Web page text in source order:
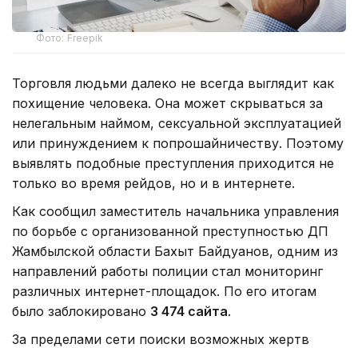
Фото: Freepik
Торговля людьми далеко не всегда выглядит как
похищение человека. Она может скрываться за
нелегальным наймом, сексуальной эксплуатацией
или принуждением к попрошайничеству. Поэтому
выявлять подобные преступления приходится не
только во время рейдов, но и в интернете.
Как сообщил заместитель начальника управления
по борьбе с организованной преступностью ДП
Жамбылской области Бахыт Байдуанов, одним из
направлений работы полиции стал мониторинг
различных интернет-площадок. По его итогам
было заблокировано 3 474 сайта.
За пределами сети поиски возможных жертв